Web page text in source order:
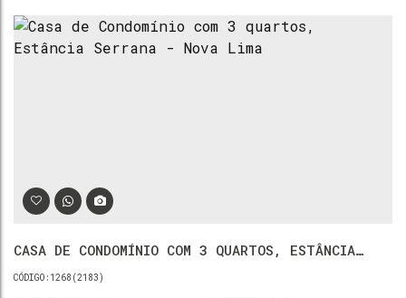
CASA DE CONDOMÍNIO COM 3 QUARTOS, ESTÂNCIA
1268 (2183)